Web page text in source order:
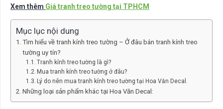
Xem thêm Giá tranh treo tường tại TPHCM
Mục lục nội dung
Tìm hiểu về tranh kính treo tường – Ở đâu bán tranh kính treo
tường uy tín?
Tranh kính treo tường là gì?
Mua tranh kính treo tường ở đâu?
Lý do nên mua tranh kính treo tường tại Hoa Văn Decal.
Những loại sản phẩm khác tại Hoa Văn Decal: